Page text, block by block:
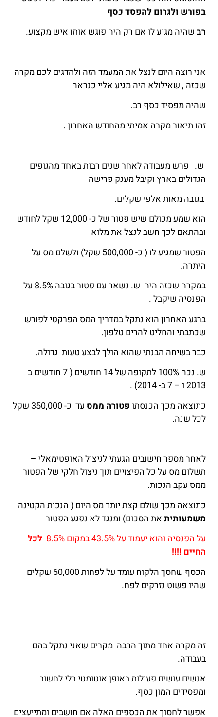
בפורש ולגרום להפסד כסף
רבשהיה מגיע לו אם רק היה פוגש אותו איש מקצוע.
אני רוצה היום לנצל את המעמד הזה ולהדגים לכם מקרה
שכזה , שאילולא היה מגיע אליי כנראה
שהיה מפסיד כסף רב.
זהו תיאור מקרה אמיתי מהחודש האחרון .
ש. פרש מעבודה לאחר שנים רבות באחד מהגופים
הגדולים בארץ וקיבל מענק פרישה
בגובה מאות אלפי שקלים.
הוא שמע מכולם שיש פטור של כ- 12,000 שקל לחודש
ובהתאם לכך חשב לנצל את מלוא
הפטור שמגיע לו ( כ- 500,000 שקל) ולשלם מס על
היתרה.
במקרה שכזה היה ש. נשאר עם פטור בגובה 8.5% על
הפנסיה שיקבל .
ברגע האחרון הוא נתקל במדריך המס הפרקטי לפורש
שכתבתי והחליט להרים טלפון.
כבר בשיחה הבנתי שהוא הולך לבצע טעות גדולה.
ש. נכה 100% לתקופה של 14 חודשים ( 7 חודשים ב
2013 ו – 7 ב- 2014) .
כתוצאה מכך הכנסתופטורה ממס
עד כ- 350,000 שקל
לכל שנה.
לאחר מספר חישובים הגעתי לניצול האופטימאלי –
תשלום מס על כל הפיצויים תוך ניצול חלקי של הפטור
ממס עקב הנכות.
כתוצאה מכך שולם קצת יותר מס היום ( הנכות הקטינה
משמעותיתאת הסכום) ומנגד לא נפגע הפטור
על הפנסיה והוא יעמוד על 43.5% במקום 8.5%
לכל
החיים !!!!
הכסף שחסך הלקוח עומד על לפחות 60,000 שקלים
שהיו פשוט נזרקים לפח.
זה מקרה אחד מתוך הרבה מקרים שאני נתקל בהם
בעבודה.
אנשים עושים פעולות באופן אוטומטי בלי לחשוב
ומפסידים המון כסף.
אפשר לחסוך את הכספים האלה אם חושבים ומתייעצים